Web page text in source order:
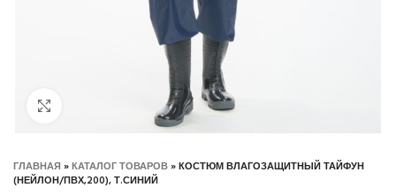
Нажмите, чтобы увеличить
ГЛАВНАЯ»КАТАЛОГ ТОВАРОВ»КОСТЮМ ВЛАГОЗАЩИТНЫЙ ТАЙФУН
(НЕЙЛОН/ПВХ,200), Т.СИНИЙ